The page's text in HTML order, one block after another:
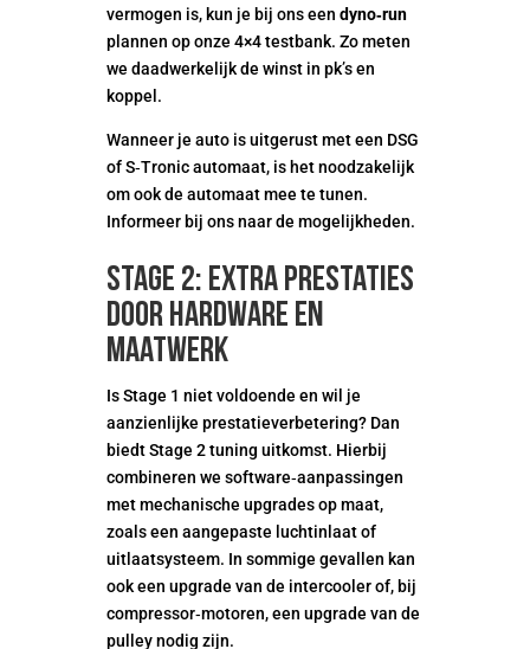
vermogen is, kun je bij ons een dyno‑run
plannen op onze 4×4 testbank. Zo meten
we daadwerkelijk de winst in pk’s en
koppel.
Wanneer je auto is uitgerust met een DSG
of S‑Tronic automaat, is het noodzakelijk
om ook de automaat mee te tunen.
Informeer bij ons naar de mogelijkheden.
Stage 2: extra prestaties
door hardware en
maatwerk
Is Stage 1 niet voldoende en wil je
aanzienlijke prestatieverbetering? Dan
biedt Stage 2 tuning uitkomst. Hierbij
combineren we software‑aanpassingen
met mechanische upgrades op maat,
zoals een aangepaste luchtinlaat of
uitlaatsysteem. In sommige gevallen kan
ook een upgrade van de intercooler of, bij
compressor‑motoren, een upgrade van de
pulley nodig zijn.